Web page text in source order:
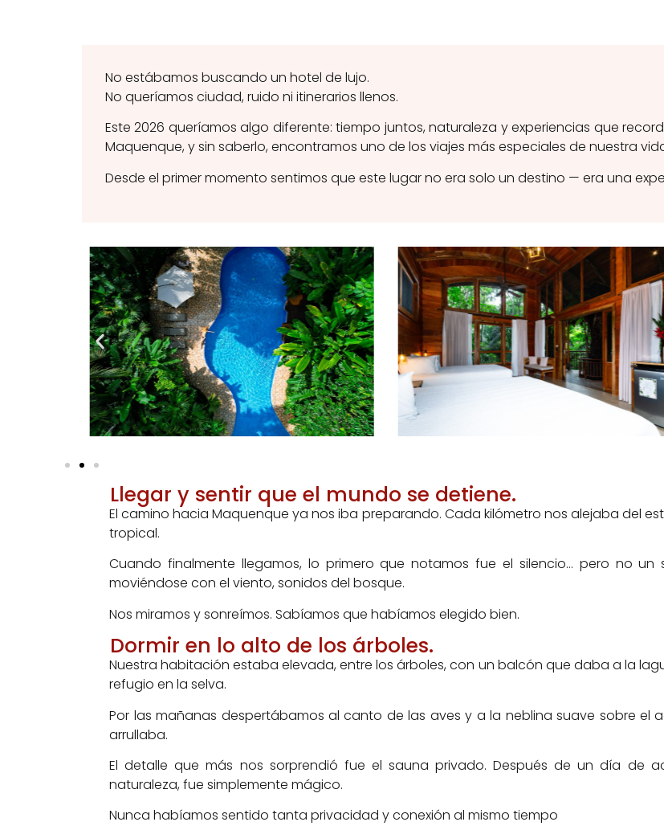
No estábamos buscando un hotel de lujo.
No queríamos ciudad, ruido ni itinerarios llenos.
Este 2026 queríamos algo diferente: tiempo juntos, naturaleza y experiencias que
Maquenque, y sin saberlo, encontramos uno de los viajes más especiales de nuestra
Desde el primer momento sentimos que este lugar no era solo un destino — era una
Llegar y sentir que el mundo se detiene.
El camino hacia Maquenque ya nos iba preparando. Cada kilómetro nos alejaba del
tropical.
Cuando finalmente llegamos, lo primero que notamos fue el silencio… pero no un
moviéndose con el viento, sonidos del bosque.
Nos miramos y sonreímos. Sabíamos que habíamos elegido bien.
Dormir en lo alto de los árboles.
Nuestra habitación estaba elevada, entre los árboles, con un balcón que daba a la
refugio en la selva.
Por las mañanas despertábamos al canto de las aves y a la neblina suave sobre el
arrullaba.
El detalle que más nos sorprendió fue el sauna privado. Después de un día de
naturaleza, fue simplemente mágico.
Nunca habíamos sentido tanta privacidad y conexión al mismo tiempo